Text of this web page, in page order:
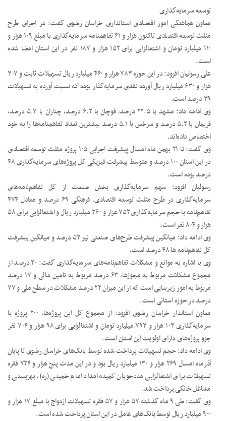
توسعه سرمایه‌گذاری
معاون هماهنگی امور اقتصادی استانداری خراسان رضوی گفت: در اجرای طرح
مثلث توسعه اقتصادی تاکنون هزار و ۶۱ تفاهمنامه سرمایه‌گذاری با مبلغ ۱۰۹ هزار و
۱۱۰ میلیارد تومان و اشتغالزایی برای ۱۵۲ هزار و ۱۸۷ نفر در این استان امضا شده
است.
علی رسولیان افزود: در این حوزه ۷۸۳ هزار و ۴۶۰ میلیارد ریال تسهیلات ثابت و ۳۰۷
هزار و ۶۳۰ میلیارد ریال آورده نقدی سرمایه‌گذار بوده که نسبت آورده به تسهیلات
۳۹ درصد است.
وی ادامه داد: مشهد با ۲۲.۵ درصد، قوچان با ۶.۲ درصد، چناران با ۵.۷ درصد،
فریمان با ۵.۲ درصد و سرخس با ۵.۱ درصد بیشترین تعداد تفاهمنامه‌ها را به خود
اختصاص داده‌اند.
وی گفت: تا ۲۱ بهمن ماه امسال پیشرفت اجرایی ۱۰۵ پروژه مثلث توسعه اقتصادی
در این استان ۱۰۰ درصد و متوسط پیشرفت فیزیکی کل پروژه‌های سرمایه‌گذاری ۴۸
درصد بوده است.
رسولیان افزود: سهم سرمایه‌گذاری بخش صنعت از کل تفاهم‌نامه‌های
سرمایه‌گذاری در طرح مثلث توسعه اقتصادی، فرهنگی ۶۹ درصد و معادل ۴۷۴
تفاهم‌نامه با حجم سرمایه‌گذاری ۷۵۲ هزار و ۳۶۰ میلیارد ریال و اشتغالزایی برای ۵۸
هزار و ۸۰۴ نفر است.
وی ادامه داد: میانگین پیشرفت طرح‌های صنعتی نیز ۵۳ درصد و میانگین پیشرفت
کل تفاهم‌نامه ها ۴۸ درصد است.
وی با اشاره به موانع و مشکلات تفاهم‌نامه‌های سرمایه‌گذاری گفت: ۲۰ درصد از
مجموع مشکلات مربوط به مجوزها، ۶۳ درصد مربوط به تامین مالی و ۱۷ درصد
مربوط به امور زیربنایی است که از این میزان ۲۲ درصد مشکلات در سطح ملی و ۷۷
درصد در حوزه استانی است.
معاون استاندار خراسان رضوی افزود: از مجموع کل این پروژه‌ها، ۲۰۰ پروژه با
سرمایه‌گذاری ۱۰۳ هزار و ۷۹۳ میلیارد تومان و اشتغالزایی برای ۹۸ هزار و ۷۰۴ نفر
جزو پروژه‌های دارای اولویت این استان است.
وی ادامه داد: حجم تسهیلات پرداخت شده توسط بانک‌های خراسان رضوی تا پایان
آذرماه امسال ۲۶۹ هزار و ۱۳۰ میلیارد ریال بود و در این مدت پنج هزار و ۷۲۴ فقره
تسهیلات برای اشتغالزایی مددجویان کمیته امداد امام خمینی (ره)، بهزیستی و
مشاغل خانگی پرداخت شد.
وی گفت: طی ۹ ماه گذشته ۵۷ هزار و ۵۷ فقره تسهیلات ازدواج با مبلغ ۱۷ هزار و
۹۰۰ میلیارد ریال توسط بانک‌های عامل در این استان پرداخت شده است.